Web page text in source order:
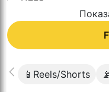
📱Reels/Shorts